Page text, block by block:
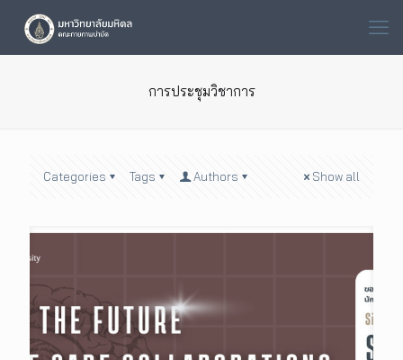
การประชุมวิชาการ
Categories Tags Authors Show all